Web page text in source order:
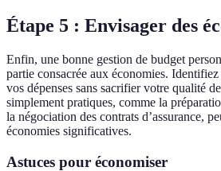
Étape 5 : Envisager des
Enfin, une bonne gestion de budget
partie consacrée aux économies.
vos dépenses sans sacrifier votre qualité
simplement pratiques, comme la
la négociation des contrats d’assurance,
économies significatives.
Astuces pour économiser